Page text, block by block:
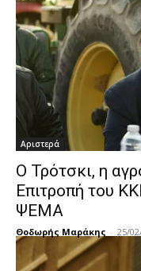
Αριστερά
Ο Τρότσκι, η
Επιτροπή του
ΨΕΜΑ
Θοδωρής Μαράκης - 25/